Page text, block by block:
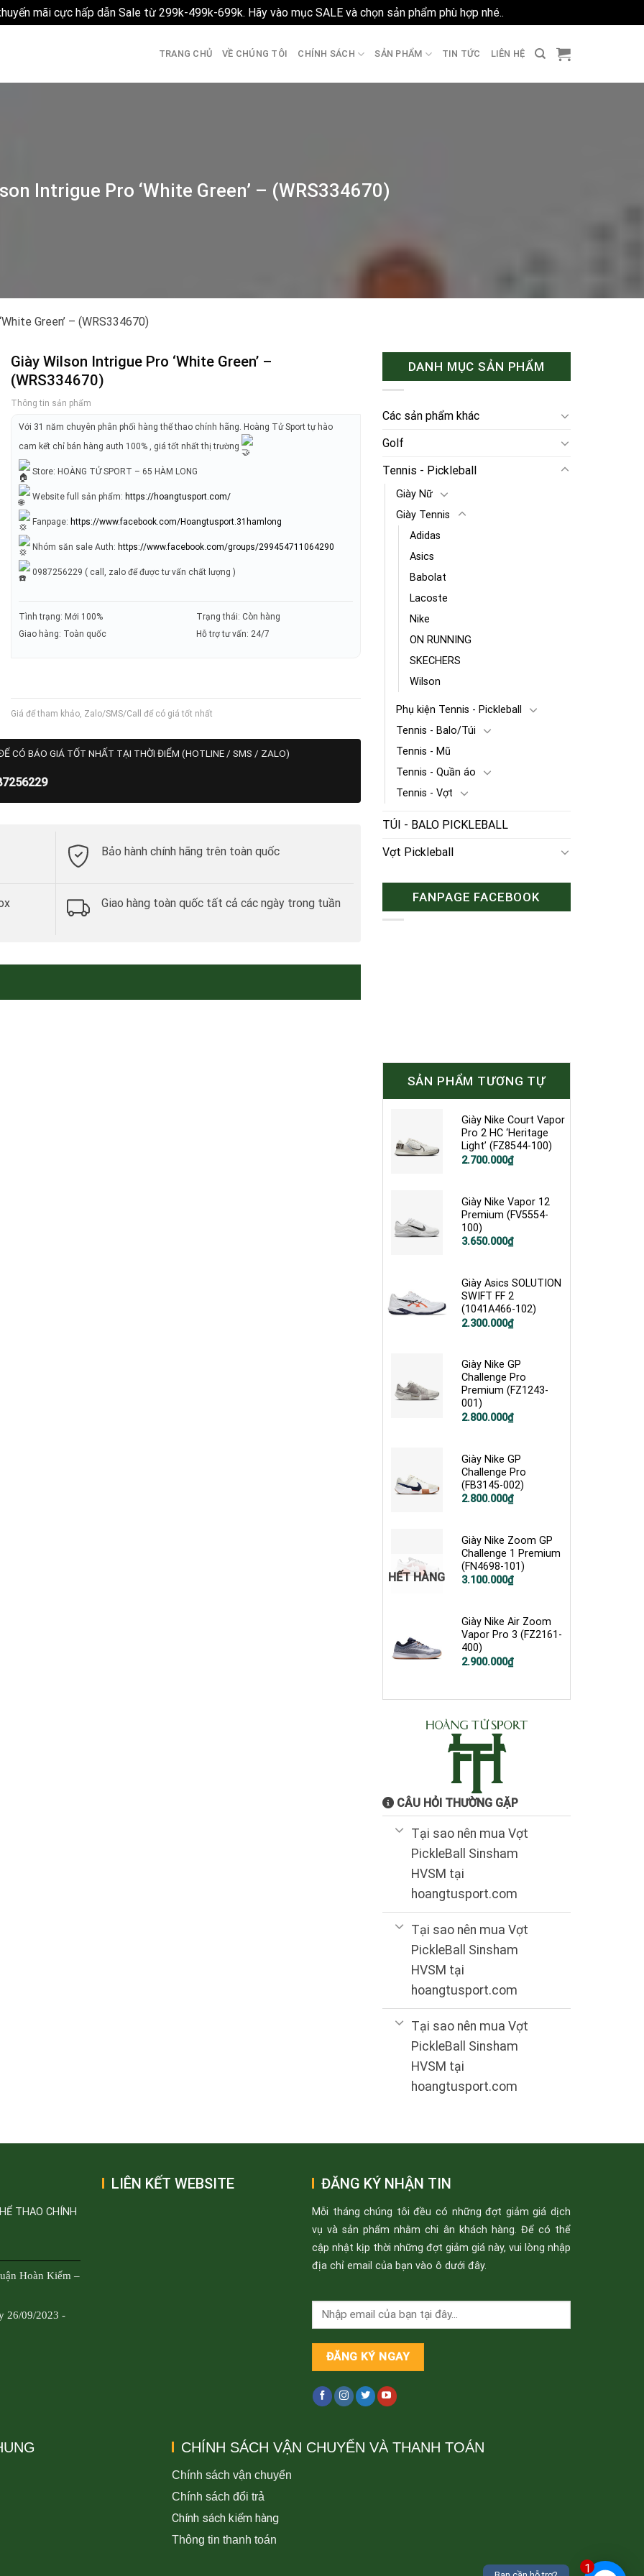
mãi cực hấp dẫn Sale từ 299k-499k-699k. Hãy vào mục SALE và chọn sản phẩm phù hợp nhé..
TRANG CHỦ VỀ CHÚNG TÔI CHÍNH SÁCH SẢN PHẨM TIN TỨC LIÊN HỆ
Intrigue Pro ‘White Green’ – (WRS334670)
Green’ – (WRS334670)
Giày Wilson Intrigue Pro ‘White Green’ –
(WRS334670)
Thông tin sản phẩm
Với 31 năm chuyên phân phối hàng thể thao chính hãng. Hoàng Tử Sport tự hào
cam kết chỉ bán hàng auth 100% , giá tốt nhất thị trường
Store: HOÀNG TỬ SPORT – 65 HÀM LONG
Website full sản phẩm: https://hoangtusport.com/
Fanpage: https://www.facebook.com/Hoangtusport.31hamlong
Nhóm săn sale Auth: https://www.facebook.com/groups/299454711064290
0987256229 ( call, zalo để được tư vấn chất lượng )
Tình trạng: Mới 100%
Giao hàng: Toàn quốc
Trạng thái: Còn hàng
Hỗ trợ tư vấn: 24/7
Giá để tham khảo, Zalo/SMS/Call để có giá tốt nhất
CÓ BÁO GIÁ TỐT NHẤT TẠI THỜI ĐIỂM (HOTLINE / SMS / ZALO)
Bảo hành chính hãng trên toàn quốc
Giao hàng toàn quốc tất cả các ngày trong tuần
DANH MỤC SẢN PHẨM
Các sản phẩm khác
Golf
Tennis - Pickleball
Giày Nữ
Giày Tennis
Adidas
Asics
Babolat
Lacoste
Nike
ON RUNNING
SKECHERS
Wilson
Phụ kiện Tennis - Pickleball
Tennis - Balo/Túi
Tennis - Mũ
Tennis - Quần áo
Tennis - Vợt
TÚI - BALO PICKLEBALL
Vợt Pickleball
FANPAGE FACEBOOK
SẢN PHẨM TƯƠNG TỰ
Giày Nike Court Vapor
Pro 2 HC ‘Heritage
Light’ (FZ8544-100)
2.700.000₫
Giày Nike Vapor 12
Premium (FV5554-
100)
3.650.000₫
Giày Asics SOLUTION
SWIFT FF 2
(1041A466-102)
2.300.000₫
Giày Nike GP
Challenge Pro
Premium (FZ1243-
001)
2.800.000₫
Giày Nike GP
Challenge Pro
(FB3145-002)
2.800.000₫
HẾT HÀNG
Giày Nike Zoom GP
Challenge 1 Premium
(FN4698-101)
3.100.000₫
Giày Nike Air Zoom
Vapor Pro 3 (FZ2161-
400)
2.900.000₫
CÂU HỎI THƯỜNG GẶP
Tại sao nên mua Vợt
PickleBall Sinsham
HVSM tại
hoangtusport.com
Tại sao nên mua Vợt
PickleBall Sinsham
HVSM tại
hoangtusport.com
Tại sao nên mua Vợt
PickleBall Sinsham
HVSM tại
hoangtusport.com
THAO CHÍNH
Hoàn Kiếm –
26/09/2023 -
LIÊN KẾT WEBSITE ĐĂNG KÝ NHẬN TIN
Mỗi tháng chúng tôi đều có những đợt giảm giá dịch
vụ và sản phẩm nhằm chi ân khách hàng. Để có thể
cập nhật kịp thời những đợt giảm giá này, vui lòng nhập
địa chỉ email của bạn vào ô dưới đây.
CHÍNH SÁCH VẬN CHUYỂN VÀ THANH TOÁN
Chính sách vận chuyển
Chính sách đổi trả
Chính sách kiểm hàng
Thông tin thanh toán
1